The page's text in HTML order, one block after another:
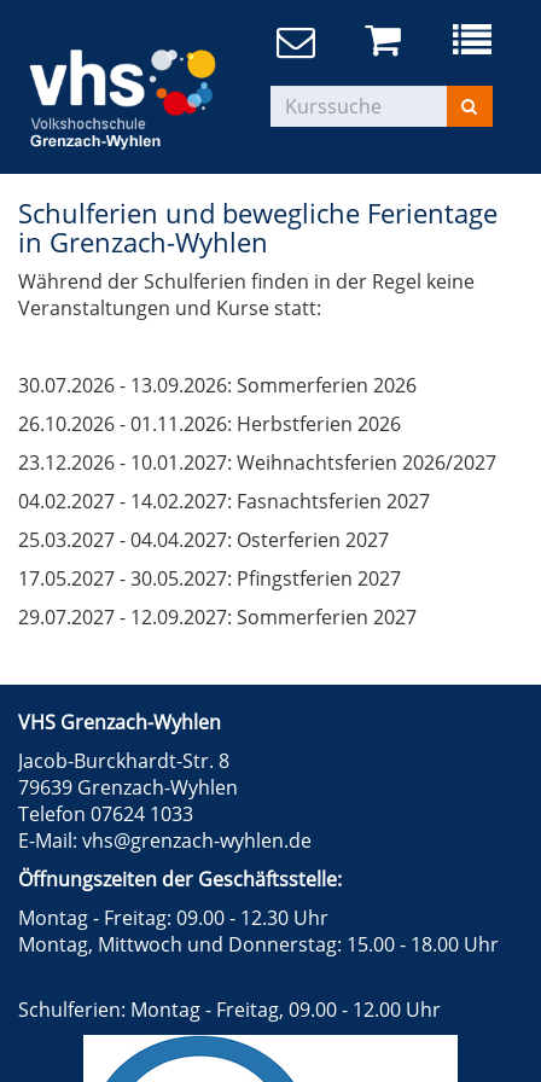
Schulferien und bewegliche Ferientage
in Grenzach-Wyhlen
Während der Schulferien finden in der Regel keine
Veranstaltungen und Kurse statt:
30.07.2026 - 13.09.2026: Sommerferien 2026
26.10.2026 - 01.11.2026: Herbstferien 2026
23.12.2026 - 10.01.2027: Weihnachtsferien 2026/2027
04.02.2027 - 14.02.2027: Fasnachtsferien 2027
25.03.2027 - 04.04.2027: Osterferien 2027
17.05.2027 - 30.05.2027: Pfingstferien 2027
29.07.2027 - 12.09.2027: Sommerferien 2027
VHS Grenzach-Wyhlen
Jacob-Burckhardt-Str. 8
79639 Grenzach-Wyhlen
Telefon 07624 1033
E-Mail: vhs@grenzach-wyhlen.de
Öffnungszeiten der Geschäftsstelle:
Montag - Freitag: 09.00 - 12.30 Uhr
Montag, Mittwoch und Donnerstag: 15.00 - 18.00 Uhr
Schulferien: Montag - Freitag, 09.00 - 12.00 Uhr